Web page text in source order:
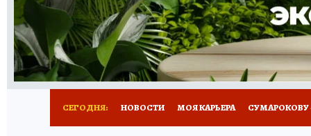
РАДИО КП РЕКЛАМА ТЕСТЫ НОВОЕ
СЕГОДНЯ: НОВОСТИ МОЯ КАРЬЕРА СУМАРОКОВУ